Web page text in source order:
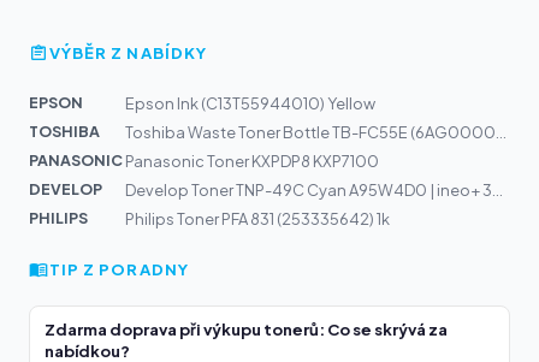
VÝBĚR Z NABÍDKY
EPSON
Epson Ink (C13T55944010) Yellow
TOSHIBA
PANASONICPanasonic Toner KXPDP8 KXP7100
DEVELOP
PHILIPS
Philips Toner PFA 831 (253335642) 1k
TIP Z PORADNY
Zdarma doprava při výkupu tonerů: Co se skrývá za
nabídkou?